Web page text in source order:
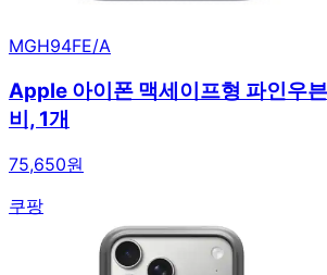
MGH94FE/A
Apple 아이폰 맥세이프형 파인우
비, 1개
75,650원
쿠팡